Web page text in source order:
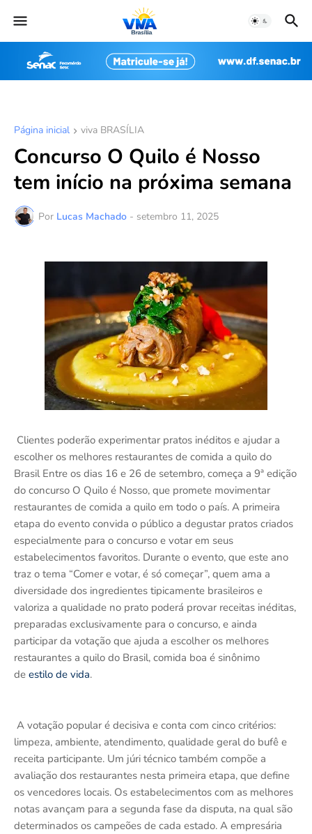
Página inicial viva BRASÍLIA
Concurso O Quilo é Nosso
tem início na próxima semana
Por Lucas Machado - setembro 11, 2025
Clientes poderão experimentar pratos inéditos e ajudar a
escolher os melhores restaurantes de comida a quilo do
Brasil Entre os dias 16 e 26 de setembro, começa a 9ª edição
do concurso O Quilo é Nosso, que promete movimentar
restaurantes de comida a quilo em todo o país. A primeira
etapa do evento convida o público a degustar pratos criados
especialmente para o concurso e votar em seus
estabelecimentos favoritos. Durante o evento, que este ano
traz o tema “Comer e votar, é só começar”, quem ama a
diversidade dos ingredientes tipicamente brasileiros e
valoriza a qualidade no prato poderá provar receitas inéditas,
preparadas exclusivamente para o concurso, e ainda
participar da votação que ajuda a escolher os melhores
restaurantes a quilo do Brasil, comida boa é sinônimo
de estilo de vida.
A votação popular é decisiva e conta com cinco critérios:
limpeza, ambiente, atendimento, qualidade geral do bufê e
receita participante. Um júri técnico também compõe a
avaliação dos restaurantes nesta primeira etapa, que define
os vencedores locais. Os estabelecimentos com as melhores
notas avançam para a segunda fase da disputa, na qual são
determinados os campeões de cada estado. A empresária